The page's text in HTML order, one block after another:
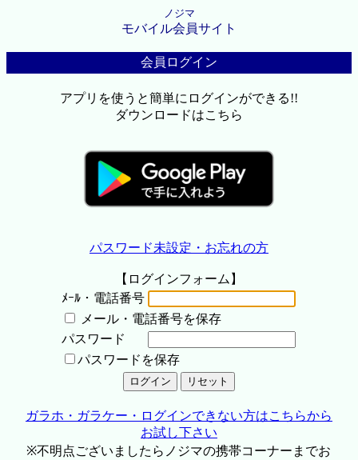
ノジマ
モバイル会員サイト
会員ログイン
アプリを使うと簡単にログインができる!!
ダウンロードはこちら
パスワード未設定・お忘れの方
【ログインフォーム】
ﾒｰﾙ・電話番号
メール・電話番号を保存
パスワード
パスワードを保存
ガラホ・ガラケー・ログインできない方はこちらから
お試し下さい
※不明点ございましたらノジマの携帯コーナーまでお